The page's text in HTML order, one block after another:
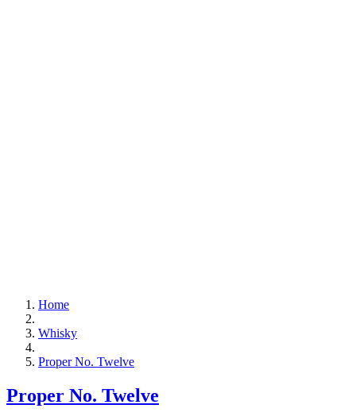
Home
Whisky
Proper No. Twelve
Proper No. Twelve